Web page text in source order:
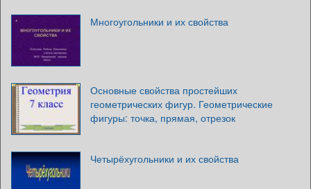
Многоугольники и их свойства
Основные свойства простейших
геометрических фигур. Геометрические
фигуры: точка, прямая, отрезок
Четырёхугольники и их свойства